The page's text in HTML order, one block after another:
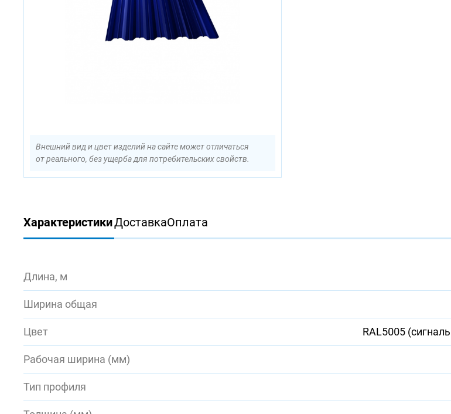
Внешний вид и цвет изделий на сайте может отличаться
от реального, без ущерба для потребительских свойств.
ХарактеристикиДоставкаОплата
Длина, м
Ширина общая
Цвет RAL5005
Рабочая ширина (мм)
Тип профиля